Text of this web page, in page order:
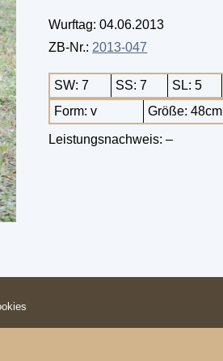
Wurftag: 04.06.2013
ZB-Nr.: 2013-047
SW: 7 SS: 7 SL: 5
Form: v
Größe: 48cm
Leistungsnachweis: –